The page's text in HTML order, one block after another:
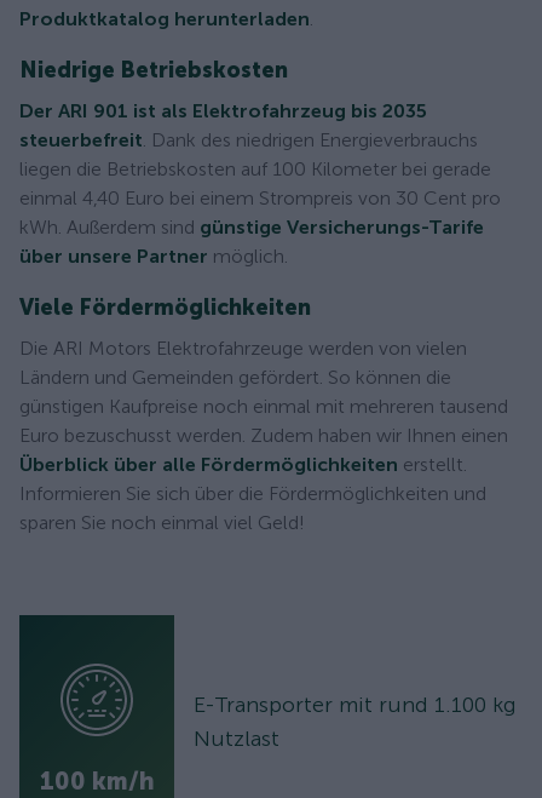
Produktkatalog herunterladen
Niedrige Betriebskosten
Der ARI 901 ist als Elektrofahrzeug bis 2035
steuerbefreit . Dank des niedrigen Energieverbrauchs
liegen die Betriebskosten auf 100 Kilometer bei gerade
einmal 4,40 Euro bei einem Strompreis von 30 Cent pro
kWh. Außerdem sind günstige Versicherungs-Tarife
über unsere Partner möglich.
Viele Fördermöglichkeiten
Die ARI Motors Elektrofahrzeuge werden von vielen
Ländern und Gemeinden gefördert. So können die
günstigen Kaufpreise noch einmal mit mehreren tausend
Euro bezuschusst werden. Zudem haben wir Ihnen einen
Überblick über alle Fördermöglichkeiten erstellt.
Informieren Sie sich über die Fördermöglichkeiten und
sparen Sie noch einmal viel Geld!
100 km/h
E-Transporter mit rund 1.100 kg
Nutzlast